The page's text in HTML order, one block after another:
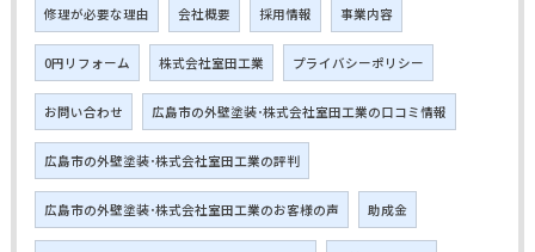
修理が必要な理由 会社概要 採用情報 事業内容
0円リフォーム 株式会社室田工業 プライバシーポリシー
お問い合わせ 広島市の外壁塗装･株式会社室田工業の口コミ情報
広島市の外壁塗装･株式会社室田工業の評判
広島市の外壁塗装･株式会社室田工業のお客様の声 助成金